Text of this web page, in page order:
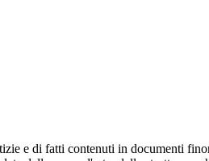
e di fatti contenuti in documenti